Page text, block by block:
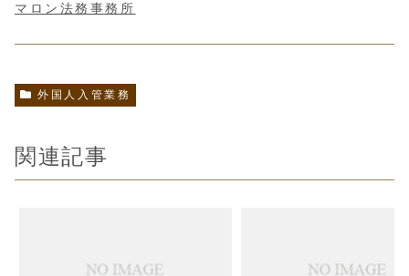
マロン法務事務所
外国人入管業務
関連記事